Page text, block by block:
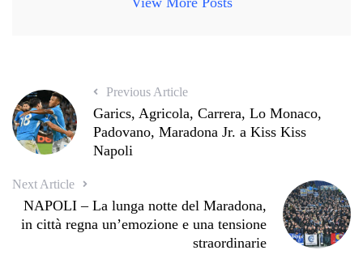
Previous Article
Garics, Agricola, Carrera, Lo Monaco,
Padovano, Maradona Jr. a Kiss Kiss
Napoli
Next Article
NAPOLI – La lunga notte del Maradona,
in città regna un’emozione e una tensione
straordinarie